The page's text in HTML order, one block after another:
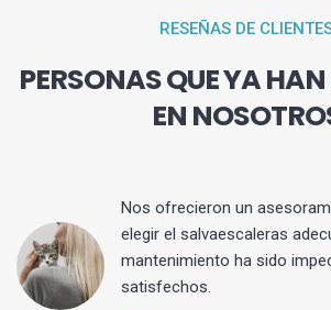
RESEÑAS DE
PERSONAS QUE YA
EN
Nos ofrecieron un
elegir el salvaescaleras
mantenimiento ha sido
satisfechos.